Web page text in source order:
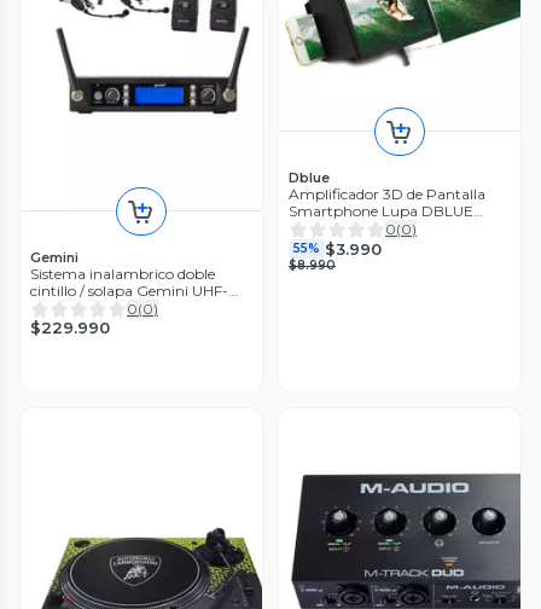
Gemini
Sistema inalambrico doble
cintillo / solapa Gemini UHF-
6200HL
0(0)
$229.990
Dblue
Amplificador 3D de Pantalla
Smartphone Lupa DBLUE
DBLUPC04
0(0)
55% $3.990
$8.990